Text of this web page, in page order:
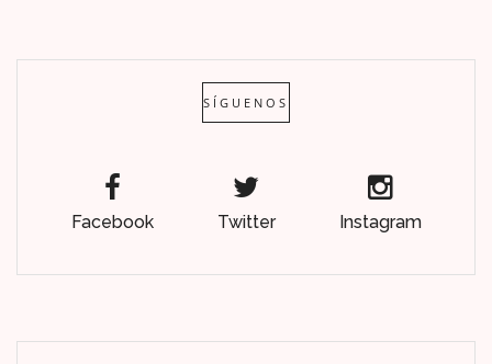
SÍGUENOS
Facebook Twitter Instagram